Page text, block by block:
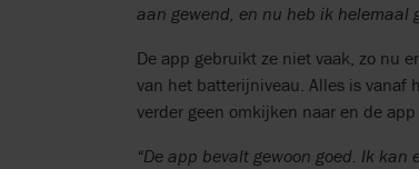
aan gewend, en nu heb ik helemaal
De app gebruikt ze niet vaak, zo nu
van het batterijniveau. Alles is vanaf
verder geen omkijken naar en de
“De app bevalt gewoon goed. Ik